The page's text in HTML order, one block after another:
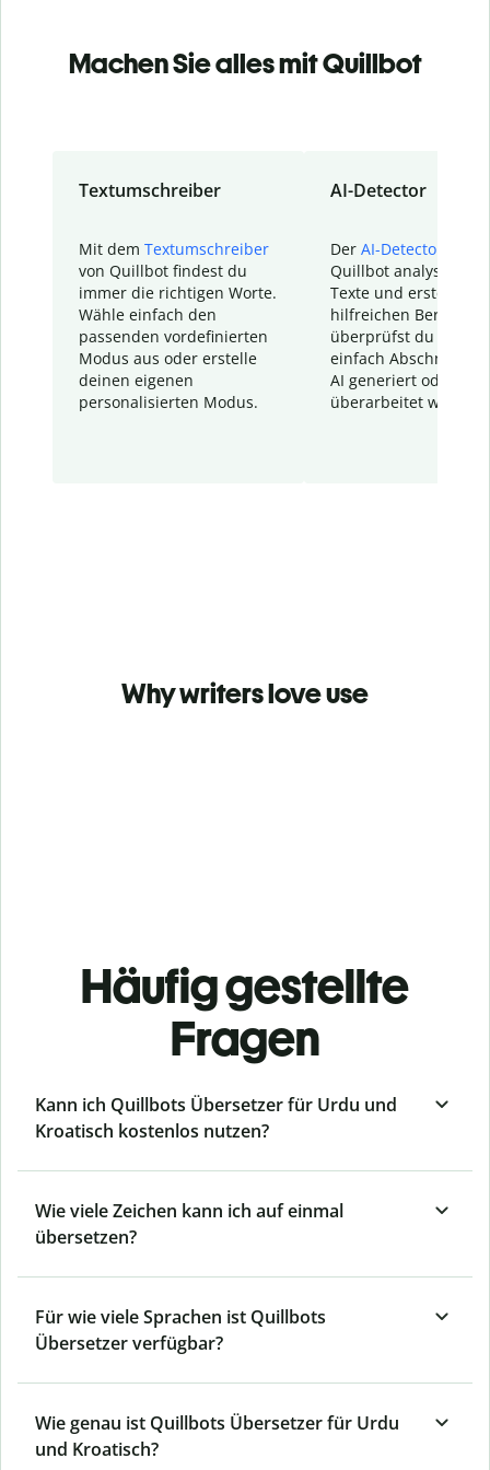
Machen Sie alles mit Quillbot
Textumschreiber
Mit dem Textumschreiber
von Quillbot findest du
immer die richtigen Worte.
Wähle einfach den
passenden vordefinierten
Modus aus oder erstelle
deinen eigenen
personalisierten Modus.
AI-Detector
Der AI-Detector
Quillbot analysiert
Texte und erstellt
hilfreichen Bericht.
überprüfst du
einfach Abschnitte,
AI generiert oder
überarbeitet wurden.
Why writers love use
Häufig gestellte
Fragen
Kann ich Quillbots Übersetzer für Urdu und
Kroatisch kostenlos nutzen?
Wie viele Zeichen kann ich auf einmal
übersetzen?
Für wie viele Sprachen ist Quillbots
Übersetzer verfügbar?
Wie genau ist Quillbots Übersetzer für Urdu
und Kroatisch?